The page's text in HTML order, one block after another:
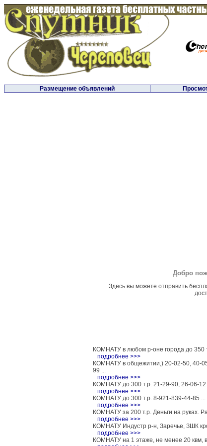
Размещение объявлений
Добро
Здесь вы можете отправить
КОМНАТУ в любом р-оне города до 350
подробнее >>>
КОМНАТУ в общежитии,) 20-02-50, 40-
99 ...
подробнее >>>
КОМНАТУ до 300 т.р. 21-29-90, 26-06-12
подробнее >>>
КОМНАТУ до 300 т.р. 8-921-839-44-85 ...
подробнее >>>
КОМНАТУ за 200 т.р. Деньги на руках.
подробнее >>>
КОМНАТУ Индустр р-н, Заречье, ЗШК
подробнее >>>
КОМНАТУ на 1 этаже, не менее 20 квм,